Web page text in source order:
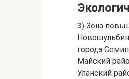
3) Зона
города
Майский
Уланский